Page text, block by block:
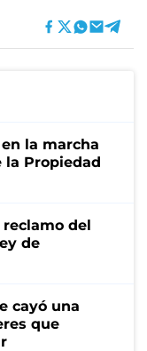
la marcha
la Propiedad
del
de
cayó una
que